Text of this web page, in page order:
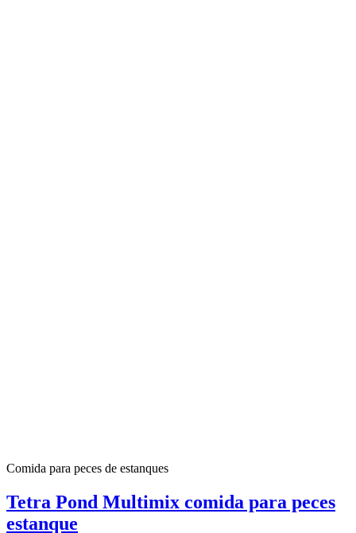
Comida para peces de estanques
Tetra Pond Multimix comida para peces
estanque